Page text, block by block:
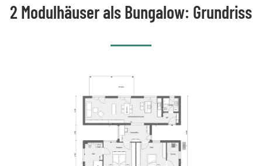
2 Modulhäuser als Bungalow: Grundriss